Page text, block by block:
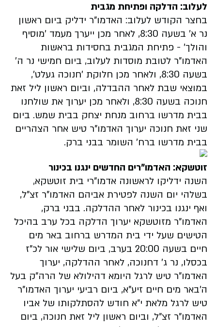
לעלוב: הדלקה ופתיחת מגבית
בחצר הקודש לעלוב: האדמו"ר ידליק ביום ראשון
נר א' בשעה 8:30, לאחר מכן ייערך מעמד 'מוסיף
והולך' - פתיחת המגבית בחסידות בראשות
האדמו"ר לטובת מוסדות לעלוב, ביום חמישי נר ה'
בשעה 8:30, ולאחר מכן חלוקת 'חנוכה געלט',
במוצאי שבת לאחר ההבדלה, וביום ראשון ליל זאת
חנוכה בשעה 8:30, ולאחר מכן יערוך את שולחנו
בבית מדרשו ברחוב מנחת יצחק בבית שמש. ביום
שני זאת חנוכה יערוך האדמו"ר טיש אחר הצהריים
בבית מדרשו ברח' השומר בבני ברק.
זוטשקא: האדמו"רים החדשים ינגנו בכינור
השנה ידליקו לראשונה אדמו"רי בית זוטשקא,
בשלהי יום השנה לפטירת אביהם האדמו"ר זצ"ל,
ואף ינגנו בכינור לאחר ההדלקה. בבני ברק,
האדמו"ר מזוטשקא יערוך הדלקה בכל ערב בהיכל
הטישים שעל ידי בית המדרש ברחוב באר מים
חיים בשעה 20:00 בערב, ביום שלישי אור לכ"ז
בכסלו, נר ג' דחנוכה, לאחר ההדלקה, יערוך
האדמו"ר טיש לרגל היומא דהילולא של הרה"ק בעל
ה'באר מים חיים זיע"א, ביום רביעי יערוך האדמו"ר
טיש לרגל מלאת י"א חודש להסתלקותו של אביו
האדמו"ר זצ"ל, וביום ראשון ליל זאת חנוכה, ביום